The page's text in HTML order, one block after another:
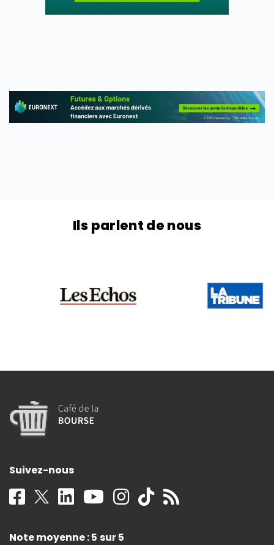
Ils parlent de nous
Suivez-nous
Note moyenne : 5 sur 5